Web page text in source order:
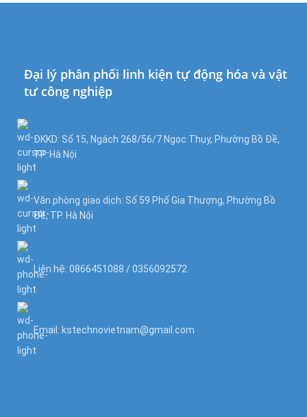
Đại lý phân phối linh kiện tự động hóa và vật
tư công nghiệp
ĐKKD: Số 15, Ngách 268/56/7 Ngọc Thụy, Phường Bồ Đề,
TP. Hà Nội
Văn phòng giao dịch: Số 59 Phố Gia Thượng, Phường Bồ
Đề, TP. Hà Nội
Liên hệ: 0866451088 / 0356092572
Email: kstechnovietnam@gmail.com